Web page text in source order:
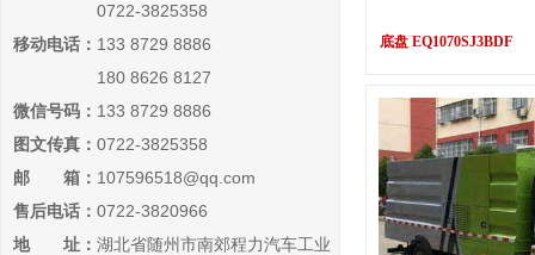
0722-3825358
移动电话： 133 8729 8886
180 8626 8127
微信号码： 133 8729 8886
图文传真： 0722-3825358
邮 箱： 107596518@qq.com
售后电话： 0722-3820966
地 址： 湖北省随州市南郊程力汽车工业
底盘 EQ1070SJ3BDF